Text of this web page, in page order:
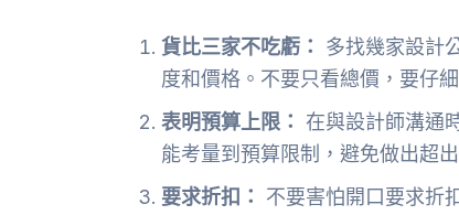
貨比三家不吃虧：
多找幾家設計
度和價格。不要只看總價，要仔
表明預算上限：
在與設計師溝通
能考量到預算限制，避免做出超
要求折扣：
不要害怕開口要求折